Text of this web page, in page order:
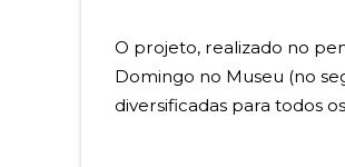
O projeto, realizado no
Domingo no Museu (no
diversificadas para todos